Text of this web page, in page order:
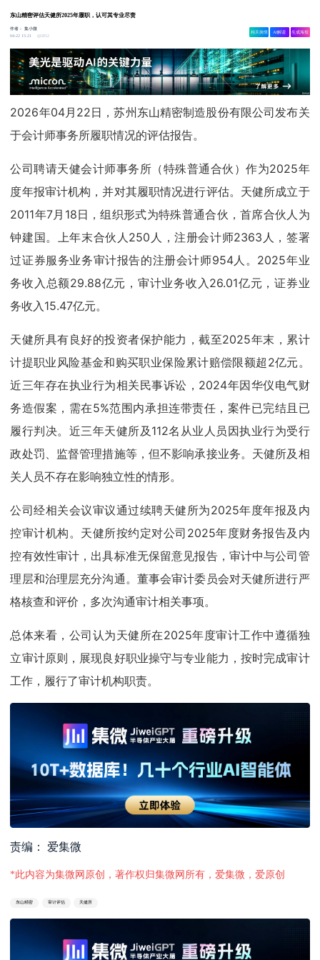
东山精密评估天健所2025年履职，认可其专业尽责
作者：集小微
04-22 15:21
5852
相关舆情 AI解读 生成海报
2026年04月22日，苏州东山精密制造股份有限公司发布关
于会计师事务所履职情况的评估报告。
公司聘请天健会计师事务所（特殊普通合伙）作为2025年
度年报审计机构，并对其履职情况进行评估。天健所成立于
2011年7月18日，组织形式为特殊普通合伙，首席合伙人为
钟建国。上年末合伙人250人，注册会计师2363人，签署
过证券服务业务审计报告的注册会计师954人。2025年业
务收入总额29.88亿元，审计业务收入26.01亿元，证券业
务收入15.47亿元。
天健所具有良好的投资者保护能力，截至2025年末，累计
计提职业风险基金和购买职业保险累计赔偿限额超2亿元。
近三年存在执业行为相关民事诉讼，2024年因华仪电气财
务造假案，需在5%范围内承担连带责任，案件已完结且已
履行判决。近三年天健所及112名从业人员因执业行为受行
政处罚、监督管理措施等，但不影响承接业务。天健所及相
关人员不存在影响独立性的情形。
公司经相关会议审议通过续聘天健所为2025年度年报及内
控审计机构。天健所按约定对公司2025年度财务报告及内
控有效性审计，出具标准无保留意见报告，审计中与公司管
理层和治理层充分沟通。董事会审计委员会对天健所进行严
格核查和评价，多次沟通审计相关事项。
总体来看，公司认为天健所在2025年度审计工作中遵循独
立审计原则，展现良好职业操守与专业能力，按时完成审计
工作，履行了审计机构职责。
责编： 爱集微
*此内容为集微网原创，著作权归集微网所有，爱集微，爱原创
东山精密 审计评估 天健所